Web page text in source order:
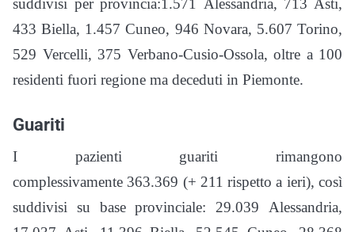
433 Biella, 1.457 Cuneo, 946 Novara, 5.607 Torino,
529 Vercelli, 375 Verbano-Cusio-Ossola, oltre a 100
residenti fuori regione ma deceduti in Piemonte.
Guariti
I pazienti guariti rimangono
complessivamente 363.369 (+ 211 rispetto a ieri), così
suddivisi su base provinciale: 29.039 Alessandria,